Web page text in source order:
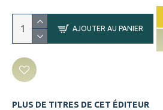
AJOUTER AU PANIER
PLUS DE TITRES DE CET ÉDITEUR